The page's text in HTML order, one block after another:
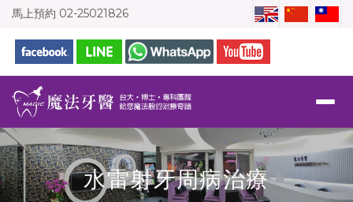
馬上預約 02-25021826
水雷射牙周病治療